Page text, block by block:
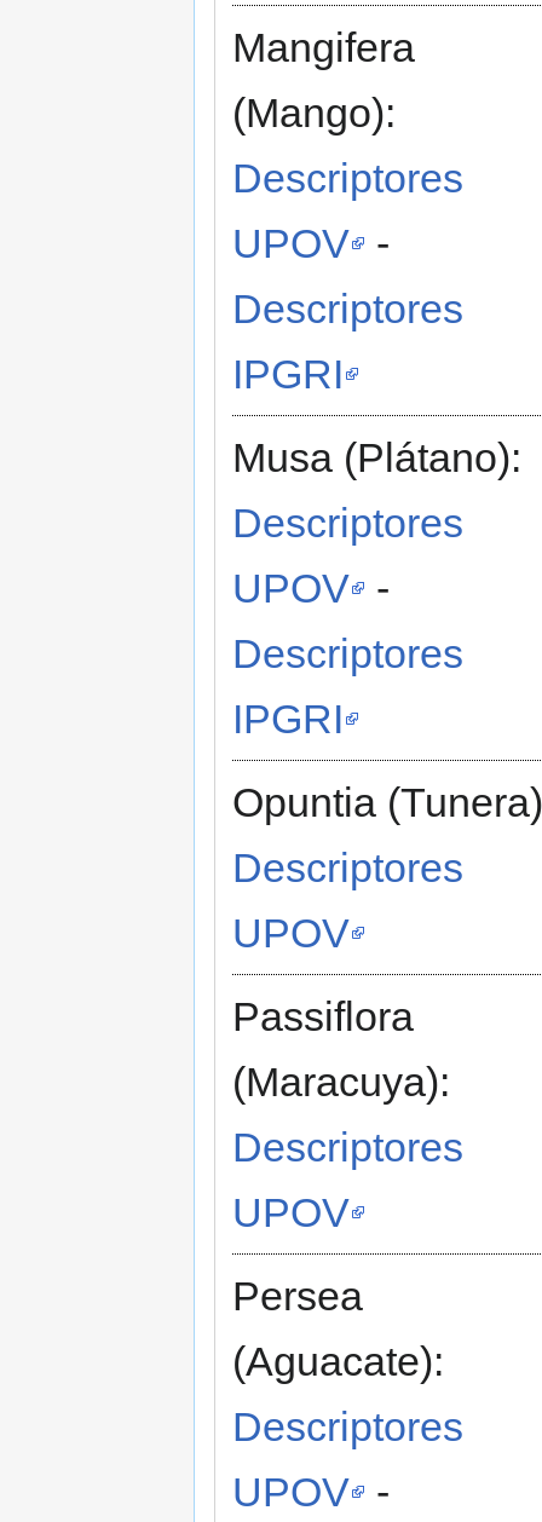
Mangifera
(Mango):
Descriptores
UPOV
-
Descriptores
IPGRI
Musa (Plátano):
Descriptores
UPOV
-
Descriptores
IPGRI
Opuntia
Descriptores
UPOV
Passiflora
(Maracuya):
Descriptores
UPOV
Persea
(Aguacate):
Descriptores
UPOV
-